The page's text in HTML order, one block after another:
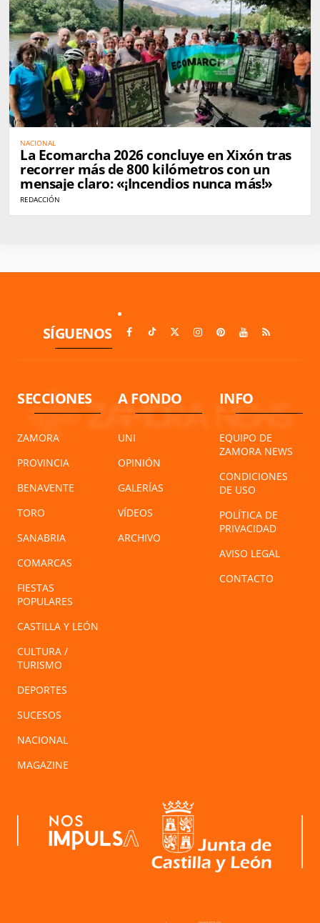
NACIONAL
La Ecomarcha 2026 concluye en Xixón tras
recorrer más de 800 kilómetros con un
mensaje claro: «¡Incendios nunca más!»
REDACCIÓN
SÍGUENOS
SECCIONES
ZAMORA
PROVINCIA
BENAVENTE
TORO
SANABRIA
COMARCAS
FIESTAS
POPULARES
CASTILLA Y LEÓN
CULTURA /
TURISMO
DEPORTES
SUCESOS
NACIONAL
MAGAZINE
A FONDO
UNI
OPINIÓN
GALERÍAS
VÍDEOS
ARCHIVO
INFO
EQUIPO DE
ZAMORA NEWS
CONDICIONES
DE USO
POLÍTICA DE
PRIVACIDAD
AVISO LEGAL
CONTACTO